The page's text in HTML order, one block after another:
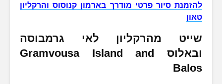
להזמנת סיור פרטי מודרך בארמון קנוסוס והרקליון
טאון
שייט מהרקליון לאי גרמבוסה
ובאלוס
Gramvousa Island and
Balos